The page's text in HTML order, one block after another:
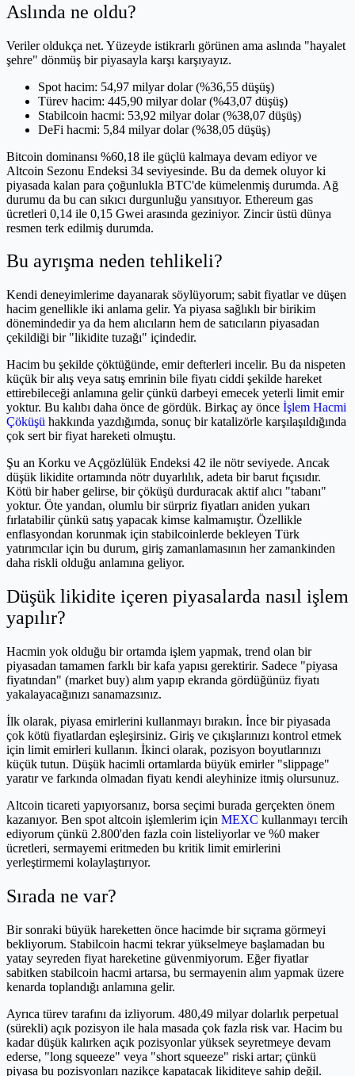
Aslında ne oldu?
Veriler oldukça net. Yüzeyde istikrarlı görünen ama aslında "hayalet
şehre" dönmüş bir piyasayla karşı karşıyayız.
Spot hacim: 54,97 milyar dolar (%36,55 düşüş)
Türev hacim: 445,90 milyar dolar (%43,07 düşüş)
Stabilcoin hacmi: 53,92 milyar dolar (%38,07 düşüş)
DeFi hacmi: 5,84 milyar dolar (%38,05 düşüş)
Bitcoin dominansı %60,18 ile güçlü kalmaya devam ediyor ve
Altcoin Sezonu Endeksi 34 seviyesinde. Bu da demek oluyor ki
piyasada kalan para çoğunlukla BTC'de kümelenmiş durumda. Ağ
durumu da bu can sıkıcı durgunluğu yansıtıyor. Ethereum gas
ücretleri 0,14 ile 0,15 Gwei arasında geziniyor. Zincir üstü dünya
resmen terk edilmiş durumda.
Bu ayrışma neden tehlikeli?
Kendi deneyimlerime dayanarak söylüyorum; sabit fiyatlar ve düşen
hacim genellikle iki anlama gelir. Ya piyasa sağlıklı bir birikim
dönemindedir ya da hem alıcıların hem de satıcıların piyasadan
çekildiği bir "likidite tuzağı" içindedir.
Hacim bu şekilde çöktüğünde, emir defterleri incelir. Bu da nispeten
küçük bir alış veya satış emrinin bile fiyatı ciddi şekilde hareket
ettirebileceği anlamına gelir çünkü darbeyi emecek yeterli limit emir
yoktur. Bu kalıbı daha önce de gördük. Birkaç ay önce İşlem Hacmi
Çöküşü hakkında yazdığımda, sonuç bir katalizörle karşılaşıldığında
çok sert bir fiyat hareketi olmuştu.
Şu an Korku ve Açgözlülük Endeksi 42 ile nötr seviyede. Ancak
düşük likidite ortamında nötr duyarlılık, adeta bir barut fıçısıdır.
Kötü bir haber gelirse, bir çöküşü durduracak aktif alıcı "tabanı"
yoktur. Öte yandan, olumlu bir sürpriz fiyatları aniden yukarı
fırlatabilir çünkü satış yapacak kimse kalmamıştır. Özellikle
enflasyondan korunmak için stabilcoinlerde bekleyen Türk
yatırımcılar için bu durum, giriş zamanlamasının her zamankinden
daha riskli olduğu anlamına geliyor.
Düşük likidite içeren piyasalarda nasıl işlem
yapılır?
Hacmin yok olduğu bir ortamda işlem yapmak, trend olan bir
piyasadan tamamen farklı bir kafa yapısı gerektirir. Sadece "piyasa
fiyatından" (market buy) alım yapıp ekranda gördüğünüz fiyatı
yakalayacağınızı sanamazsınız.
İlk olarak, piyasa emirlerini kullanmayı bırakın. İnce bir piyasada
çok kötü fiyatlardan eşleşirsiniz. Giriş ve çıkışlarınızı kontrol etmek
için limit emirleri kullanın. İkinci olarak, pozisyon boyutlarınızı
küçük tutun. Düşük hacimli ortamlarda büyük emirler "slippage"
yaratır ve farkında olmadan fiyatı kendi aleyhinize itmiş olursunuz.
Altcoin ticareti yapıyorsanız, borsa seçimi burada gerçekten önem
kazanıyor. Ben spot altcoin işlemlerim için MEXC kullanmayı tercih
ediyorum çünkü 2.800'den fazla coin listeliyorlar ve %0 maker
ücretleri, sermayemi eritmeden bu kritik limit emirlerini
yerleştirmemi kolaylaştırıyor.
Sırada ne var?
Bir sonraki büyük hareketten önce hacimde bir sıçrama görmeyi
bekliyorum. Stabilcoin hacmi tekrar yükselmeye başlamadan bu
yatay seyreden fiyat hareketine güvenmiyorum. Eğer fiyatlar
sabitken stabilcoin hacmi artarsa, bu sermayenin alım yapmak üzere
kenarda toplandığı anlamına gelir.
Ayrıca türev tarafını da izliyorum. 480,49 milyar dolarlık perpetual
(sürekli) açık pozisyon ile hala masada çok fazla risk var. Hacim bu
kadar düşük kalırken açık pozisyonlar yüksek seyretmeye devam
ederse, "long squeeze" veya "short squeeze" riski artar; çünkü
piyasa bu pozisyonları nazikçe kapatacak likiditeye sahip değil.